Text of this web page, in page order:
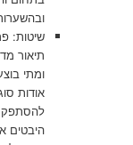
שיטות:
תיאור
ומתי
אודות
להסתפק
היבטים